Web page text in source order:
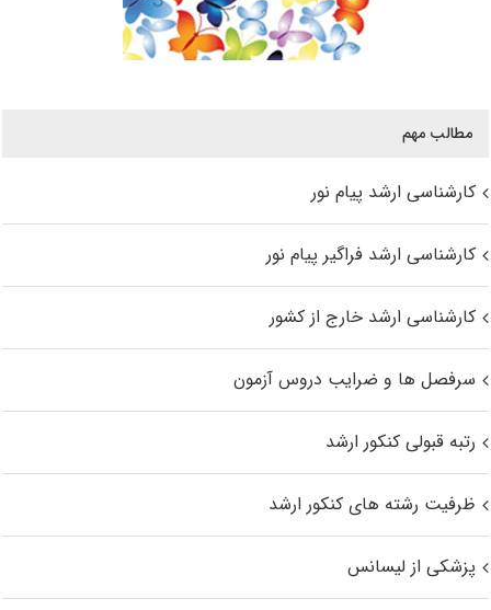
مطالب مهم
کارشناسی ارشد پیام نور
کارشناسی ارشد فراگیر پیام نور
کارشناسی ارشد خارج از کشور
سرفصل ها و ضرایب دروس آزمون
رتبه قبولی کنکور ارشد
ظرفیت رشته های کنکور ارشد
پزشکی از لیسانس